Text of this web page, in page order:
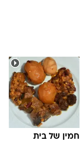
חמין של בית